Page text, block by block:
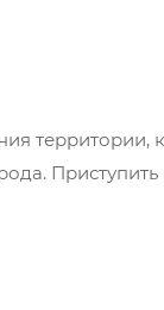
территории,
Приступить